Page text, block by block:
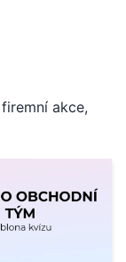
akce,